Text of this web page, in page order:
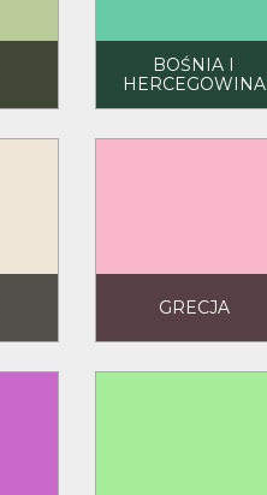
BOŚNIA I
HERCEGOWINA
GRECJA